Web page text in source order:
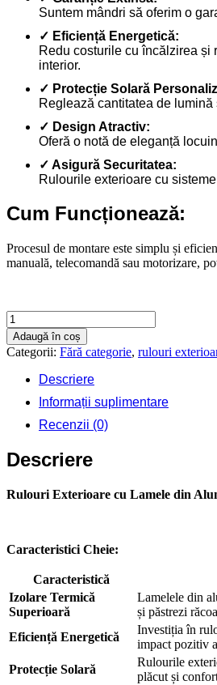
Suntem mândri să oferim o
✓ Eficiență Energetică:
Redu costurile cu încălzirea și
interior.
✓ Protecție Solară
Reglează cantitatea de
✓ Design Atractiv:
Oferă o notă de eleganță
✓ Asigură Securitatea:
Rulourile exterioare cu
Cum Funcționează:
Procesul de montare este simplu și
manuală, telecomandă sau motorizare,
Cantitate
Rulouri
exterioare
2000
Adaugă în coș
Categorii: Fără categorie, rulouri
Descriere
Informații suplimentare
Recenzii (0)
Descriere
Rulouri Exterioare cu Lamele din
Caracteristici Cheie:
Caracteristică
Izolare Termică
Superioară
Lamelele din
și păstrezi
Eficiență Energetică
Investiția în
impact pozitiv
Protecție Solară
Rulourile
plăcut și